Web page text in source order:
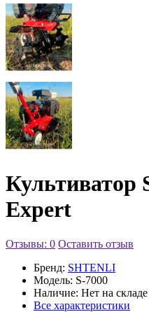
Культиватор
Expert
Отзывы: 0 Оставить отзыв
Бренд: SHTENLI
Модель: S-7000
Наличие: Нет на складе
Все характеристики